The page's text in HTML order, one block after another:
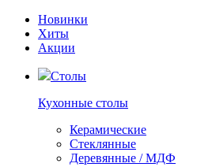
Новинки
Хиты
Акции
Столы
Кухонные столы
Керамические
Стеклянные
Деревянные / МДФ